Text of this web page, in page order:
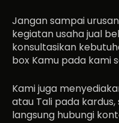
Jangan sampai
kegiatan usaha jual
konsultasikan
box Kamu pada kami
Kami juga
atau Tali pada kardus,
langsung hubungi